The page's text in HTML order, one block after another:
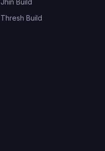
Jhin Build
Thresh Build